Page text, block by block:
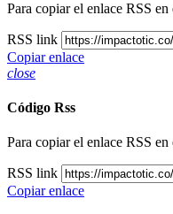
Para copiar el enlace RSS
RSS link
Copiar enlace
close
Código Rss
Para copiar el enlace RSS
RSS link
Copiar enlace